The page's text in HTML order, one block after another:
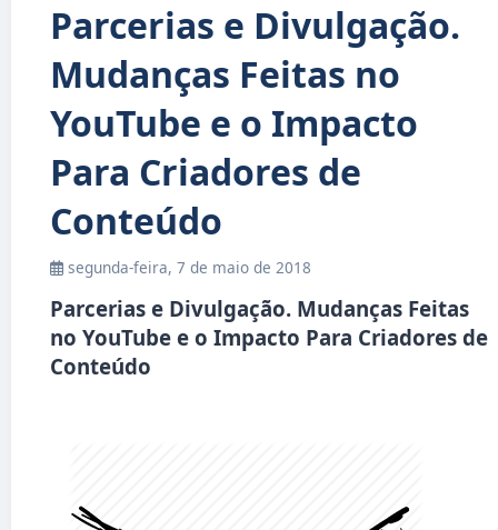
Parcerias e Divulgação.
Mudanças Feitas no
YouTube e o Impacto
Para Criadores de
Conteúdo
segunda-feira, 7 de maio de 2018
Parcerias e Divulgação. Mudanças Feitas
no YouTube e o Impacto Para Criadores de
Conteúdo